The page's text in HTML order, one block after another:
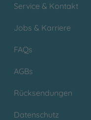
Service & Kontakt
Jobs & Karriere
FAQs
AGBs
Rücksendungen
Datenschutz